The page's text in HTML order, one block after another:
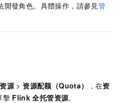
開發角色。具體操作，請參見管
源 >资源配额（Quota） ，在资
擊 Flink 全托管资源。